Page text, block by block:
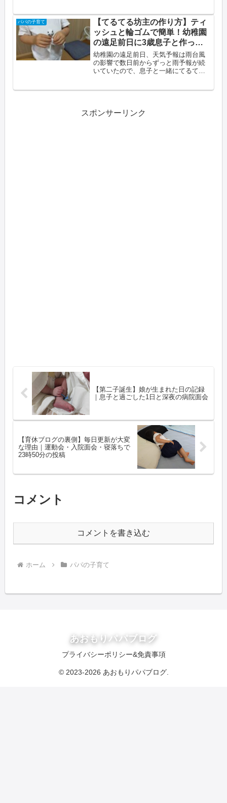
秋の壁飾りの種類と作り方の難易度3歳
息子の「切って貼る係」としての活
躍...
パパの子育て
【てるてる坊主の作り方】ティ
ッシュと輪ゴムで簡単！幼稚園
の遠足前日に3歳息子と作った
話
幼稚園の遠足前日、天気予報は雨台風
の影響で数日前からずっと雨予報が続
いていたので、息子と一緒にてるてる
な...
スポンサーリンク
【第二子誕生】娘が生まれた日の記録
｜息子と過ごした1日と深夜の病院面会
【育休ブログの裏側】毎日更新が大変
な理由｜運動会・入院面会・寝落ちで
23時50分の投稿
コメント
コメントを書き込む
ホーム パパの子育て
あおもりパパブログ
プライバシーポリシー&免責事項
© 2023-2026 あおもりパパブログ.